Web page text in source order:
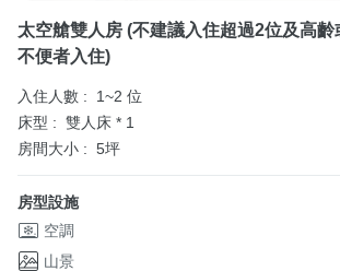
太空艙雙人房 (不建議入住超過2位及高齡
不便者入住)
入住人數 :
1~2 位
床型 : 雙人床 * 1
房間大小 : 5坪
房型設施
空調
山景